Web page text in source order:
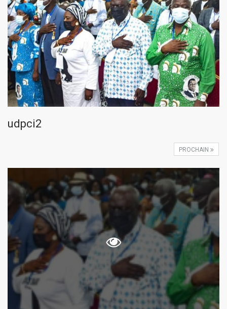
udpci2
PROCHAIN